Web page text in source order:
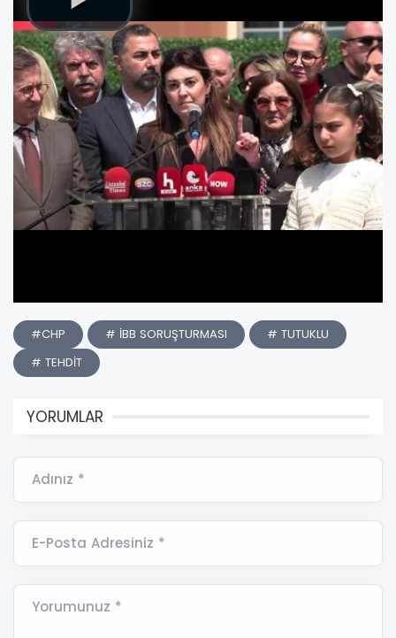
#CHP # İBB SORUŞTURMASI
# TUTUKLU
# TEHDİT
YORUMLAR
Adınız *
E-Posta Adresiniz *
Yorumunuz *